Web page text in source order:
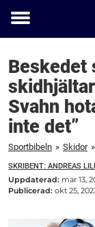
Toggle
Beskedet
Svahn
inte det”
Sportbibeln » Skidor »
SKRIBENT: ANDREAS
Uppdaterad: mar 13,
Publicerad: okt 25,